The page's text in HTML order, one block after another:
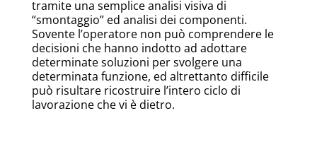
tramite una semplice analisi visiva di
“smontaggio” ed analisi dei componenti.
Sovente l’operatore non può comprendere le
decisioni che hanno indotto ad adottare
determinate soluzioni per svolgere una
determinata funzione, ed altrettanto difficile
può risultare ricostruire l’intero ciclo di
lavorazione che vi è dietro.